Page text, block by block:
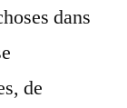
dans
de